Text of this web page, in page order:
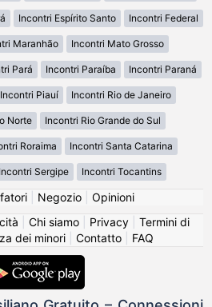
Incontri Espírito Santo Incontri Federal
Maranhão Incontri Mato Grosso
Pará Incontri Paraíba Incontri Paraná
Incontri Piauí Incontri Rio de Janeiro
Norte Incontri Rio Grande do Sul
Roraima Incontri Santa Catarina
Incontri Sergipe Incontri Tocantins
| Negozio| Opinioni
Chi siamo| Privacy| Termini di
dei minori| Contatto| FAQ